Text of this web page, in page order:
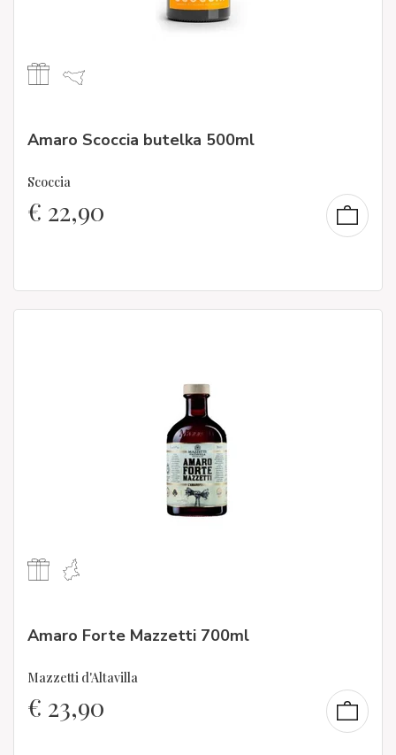
Amaro Scoccia butelka 500ml
Scoccia
€ 22,90
Amaro Forte Mazzetti 700ml
Mazzetti d'Altavilla
€ 23,90